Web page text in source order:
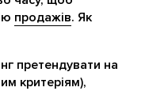
продажів. Як
претендувати на
критеріям),